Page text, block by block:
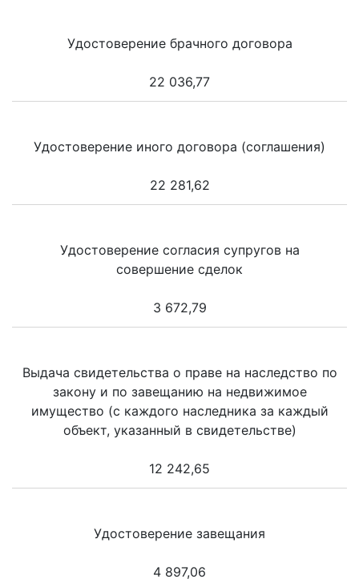
Удостоверение брачного договора
22 036,77
Удостоверение иного договора (соглашения)
22 281,62
Удостоверение согласия супругов на
совершение сделок
3 672,79
Выдача свидетельства о праве на наследство по
закону и по завещанию на недвижимое
имущество (с каждого наследника за каждый
объект, указанный в свидетельстве)
12 242,65
Удостоверение завещания
4 897,06